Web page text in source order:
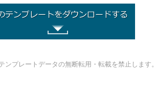
ンプレートデータの無断転用・転載を禁止します。